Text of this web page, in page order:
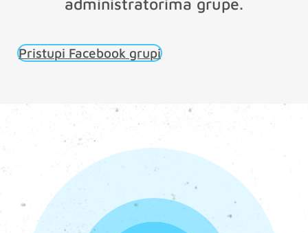
Pristupi Facebook grupi